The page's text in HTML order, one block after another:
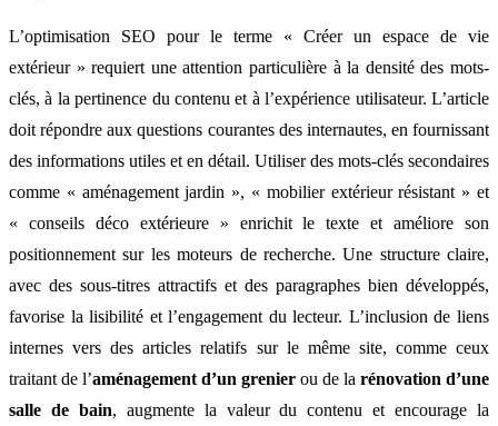
L’optimisation SEO pour le terme « Créer un espace de vie
extérieur » requiert une attention particulière à la densité des mots-
clés, à la pertinence du contenu et à l’expérience utilisateur. L’article
doit répondre aux questions courantes des internautes, en fournissant
des informations utiles et en détail. Utiliser des mots-clés secondaires
comme « aménagement jardin », « mobilier extérieur résistant » et
« conseils déco extérieure » enrichit le texte et améliore son
positionnement sur les moteurs de recherche. Une structure claire,
avec des sous-titres attractifs et des paragraphes bien développés,
favorise la lisibilité et l’engagement du lecteur. L’inclusion de liens
internes vers des articles relatifs sur le même site, comme ceux
traitant de l’aménagement d’un grenier ou de la rénovation d’une
salle de bain, augmente la valeur du contenu et encourage la